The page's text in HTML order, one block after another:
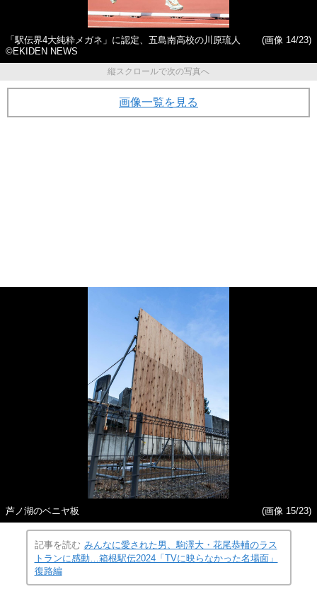
「駅伝界4大純粋メガネ」に認定、五島南高校の川原琉人
©EKIDEN NEWS
(画像 14/23)
縦スクロールで次の写真へ
画像一覧を見る
芦ノ湖のベニヤ板 (画像 15/23)
記事を読む みんなに愛された男、駒澤大・花尾恭輔のラス
トランに感動…箱根駅伝2024「TVに映らなかった名場面」
復路編